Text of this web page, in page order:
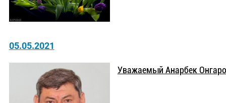
05.05.2021
Уважаемый Анарбек